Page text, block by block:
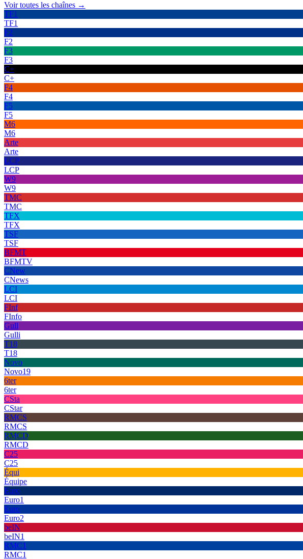
Voir toutes les chaînes →
TF1
TF1
F2
F2
F3
F3
C+
C+
F4
F4
F5
F5
M6
M6
Arte
Arte
LCP
LCP
W9
W9
TMC
TMC
TFX
TFX
TSF
TSF
BFMT
BFMTV
CNew
CNews
LCI
LCI
FInf
FInfo
Gull
Gulli
T18
T18
Novo
Novo19
6ter
6ter
CSta
CStar
RMCS
RMCS
RMCD
RMCD
C25
C25
Équi
Équipe
Euro
Euro1
Euro
Euro2
beIN
beIN1
RMC1
RMC1